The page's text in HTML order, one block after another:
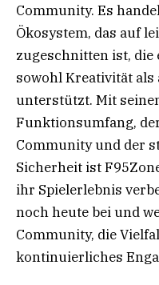
Community. Es
Ökosystem, das auf
zugeschnitten ist, die
sowohl Kreativität
unterstützt. Mit
Funktionsumfang,
Community und der
Sicherheit ist
ihr Spielerlebnis
noch heute bei und
Community, die
kontinuierliches